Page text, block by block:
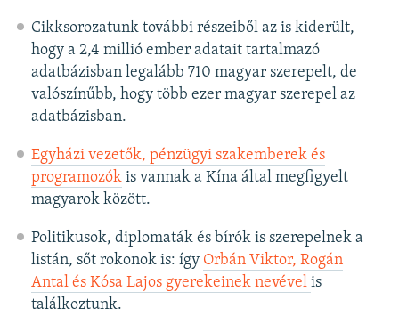
Cikksorozatunk további részeiből az is kiderült,
hogy a 2,4 millió ember adatait tartalmazó
adatbázisban legalább 710 magyar szerepelt, de
valószínűbb, hogy több ezer magyar szerepel az
adatbázisban.
Egyházi vezetők, pénzügyi szakemberek és
programozókis vannak a Kína által megfigyelt
magyarok között.
Politikusok, diplomaták és bírók is szerepelnek a
listán, sőt rokonok is: így Orbán Viktor, Rogán
Antal és Kósa Lajos gyerekeinek nevével is
találkoztunk.